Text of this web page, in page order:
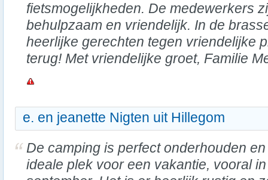
fietsmogelijkheden. De medewerkers
behulpzaam en vriendelijk. In de
heerlijke gerechten tegen vriendelijke
terug! Met vriendelijke groet, Familie
e. en jeanette Nigten uit Hillegom
De camping is perfect onderhouden
ideale plek voor een vakantie, vooral in